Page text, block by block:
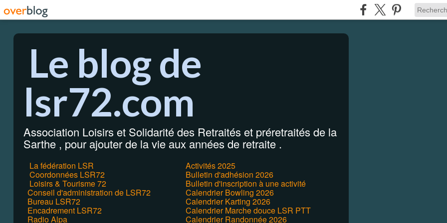
Le blog de
lsr72.com
Association Loisirs et Solidarité des Retraités et préretraités de la
Sarthe , pour ajouter de la vie aux années de retraite .
La fédération LSR
Coordonnées LSR72
Loisirs & Tourisme 72
Conseil d'administration de LSR72
Bureau LSR72
Encadrement LSR72
Radio Alpa
Activités 2025
Bulletin d'adhésion 2026
Bulletin d'inscription à une activité
Calendrier Bowling 2026
Calendrier Karting 2026
Calendrier Marche douce LSR PTT
Calendrier Randonnée 2026